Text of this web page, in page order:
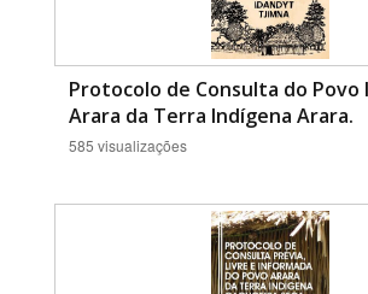
Protocolo de Consulta do Povo
Arara da Terra Indígena Arara.
585 visualizações